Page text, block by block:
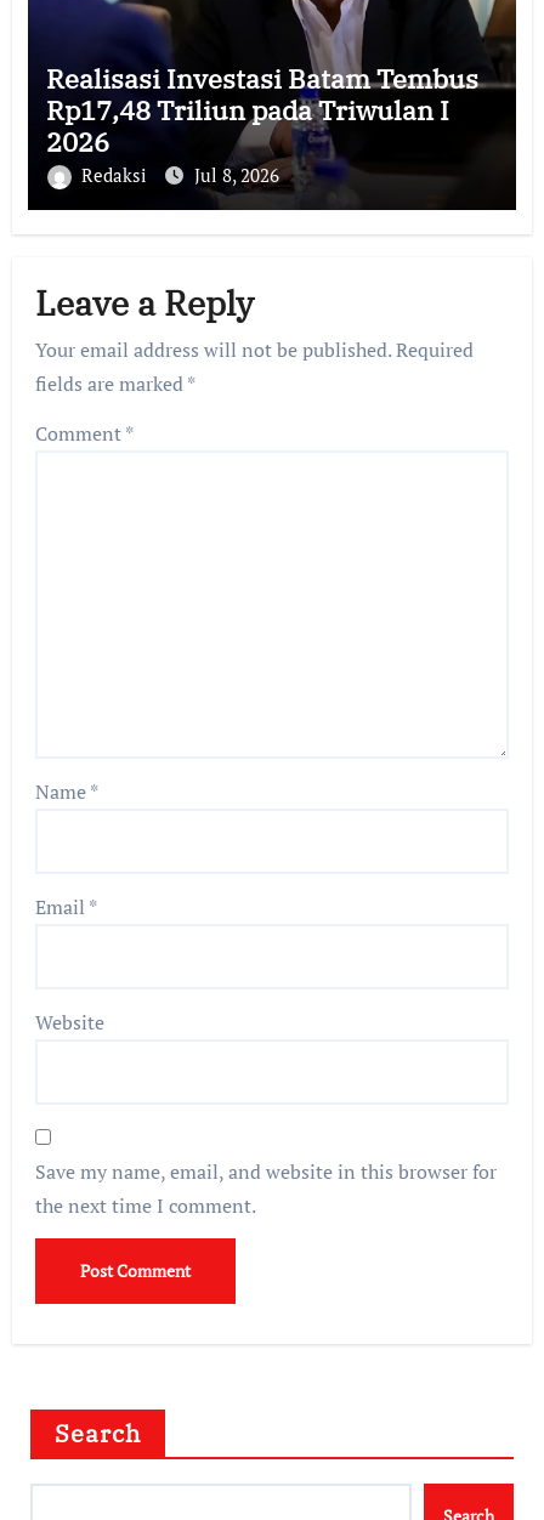
Realisasi Investasi Batam Tembus
Rp17,48 Triliun pada Triwulan I
2026
Redaksi Jul 8, 2026
Leave a Reply
Your email address will not be published.Required
fields are marked*
Comment*
Name*
Email *
Website
Save my name, email, and website in this browser for
the next time I comment.
Search